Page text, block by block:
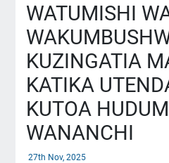
WATUMISHI
KUZINGATIA
KATIKA
KUTOA
WANANCHI
27th Nov, 2025